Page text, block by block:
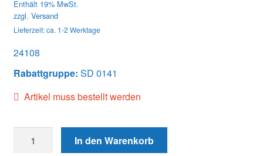
Enthält 19% MwSt.
zzgl. Versand
Lieferzeit: ca. 1-2 Werktage
24108
Rabattgruppe: SD 0141
Artikel muss bestellt werden
DRIVE
In den Warenkorb